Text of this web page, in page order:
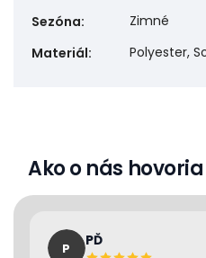
Sezóna:
Zimné
Materiál: Polyester,
Ako o nás
P PĎ